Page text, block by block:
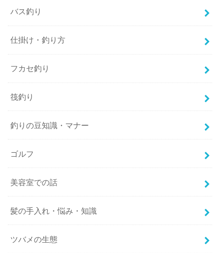
バス釣り
仕掛け・釣り方
フカセ釣り
筏釣り
釣りの豆知識・マナー
ゴルフ
美容室での話
髪の手入れ・悩み・知識
ツバメの生態